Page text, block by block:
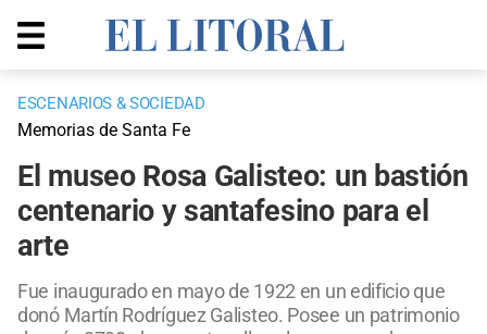
ESCENARIOS & SOCIEDAD
Memorias de Santa Fe
El museo Rosa Galisteo: un bastión
centenario y santafesino para el
arte
Fue inaugurado en mayo de 1922 en un edificio que
donó Martín Rodríguez Galisteo. Posee un patrimonio